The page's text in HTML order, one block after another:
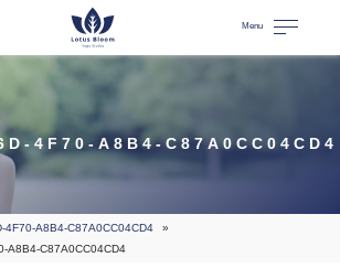
Menu
4F70-A8B4-C87A0CC04CD4
4F70-A8B4-C87A0CC04CD4
»
A8B4-C87A0CC04CD4